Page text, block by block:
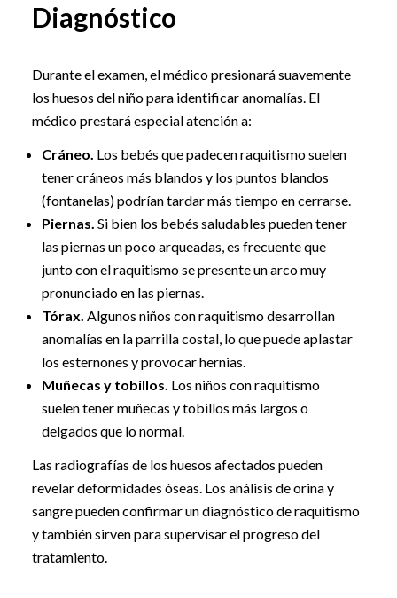
Diagnóstico
Durante el examen, el médico presionará suavemente
los huesos del niño para identificar anomalías. El
médico prestará especial atención a:
Cráneo. Los bebés que padecen raquitismo suelen
tener cráneos más blandos y los puntos blandos
(fontanelas) podrían tardar más tiempo en cerrarse.
Piernas. Si bien los bebés saludables pueden tener
las piernas un poco arqueadas, es frecuente que
junto con el raquitismo se presente un arco muy
pronunciado en las piernas.
Tórax. Algunos niños con raquitismo desarrollan
anomalías en la parrilla costal, lo que puede aplastar
los esternones y provocar hernias.
Muñecas y tobillos. Los niños con raquitismo
suelen tener muñecas y tobillos más largos o
delgados que lo normal.
Las radiografías de los huesos afectados pueden
revelar deformidades óseas. Los análisis de orina y
sangre pueden confirmar un diagnóstico de raquitismo
y también sirven para supervisar el progreso del
tratamiento.